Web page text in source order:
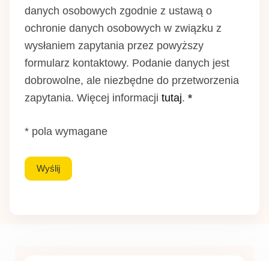
danych osobowych zgodnie z ustawą o
ochronie danych osobowych w związku z
wysłaniem zapytania przez powyższy
formularz kontaktowy. Podanie danych jest
dobrowolne, ale niezbędne do przetworzenia
zapytania. Więcej informacji tutaj. *
* pola wymagane